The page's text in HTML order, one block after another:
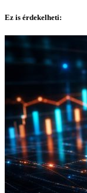
Ez is érdekelheti: